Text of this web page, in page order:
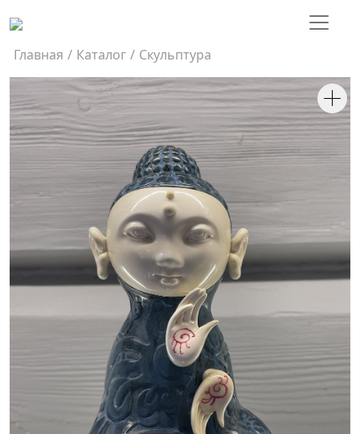
Главная / Каталог / Скульптура